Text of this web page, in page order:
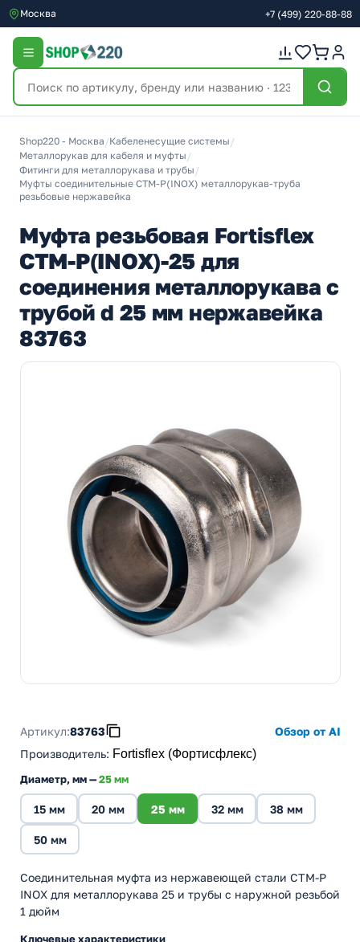
Москва +7 (499) 220-88-88
Shop220 - Москва /Кабеленесущие системы /
Металлорукав для кабеля и муфты /
Фитинги для металлорукава и трубы /
Муфты соединительные СТМ-Р(INOX) металлорукав-труба
резьбовые нержавейка
Муфта резьбовая Fortisflex
СТМ-Р(INOX)-25 для
соединения металлорукава с
трубой d 25 мм нержавейка
83763
Артикул:83763
Обзор от AI
Производитель: Fortisflex (Фортисфлекс)
Диаметр, мм —25 мм
15 мм 20 мм 25 мм 32 мм 38 мм
50 мм
Соединительная муфта из нержавеющей стали СТМ-Р
INOX для металлорукава 25 и трубы с наружной резьбой
1 дюйм
Ключевые характеристики